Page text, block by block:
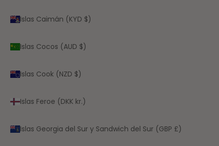
Islas Caimán (KYD $)
Islas Cocos (AUD $)
Islas Cook (NZD $)
Islas Feroe (DKK kr.)
Islas Georgia del Sur y Sandwich del Sur (GBP £)